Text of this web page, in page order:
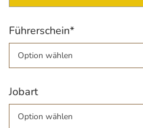
Führerschein*
Jobart